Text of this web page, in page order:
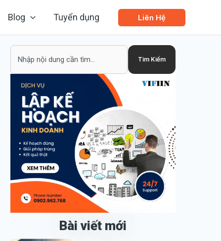
Blog Tuyển dụng Liên Hệ
Tìm Kiếm
Bài viết mới